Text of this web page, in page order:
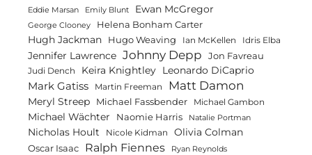
Eddie Marsan Emily Blunt Ewan McGregor
George Clooney Helena Bonham Carter
Hugh Jackman Hugo Weaving Ian McKellen Idris Elba
Jennifer Lawrence Johnny Depp Jon Favreau
Judi Dench Keira Knightley Leonardo DiCaprio
Mark Gatiss Martin Freeman Matt Damon
Meryl Streep Michael Fassbender Michael Gambon
Michael Wächter Naomie Harris Natalie Portman
Nicholas Hoult Nicole Kidman Olivia Colman
Oscar Isaac Ralph Fiennes Ryan Reynolds